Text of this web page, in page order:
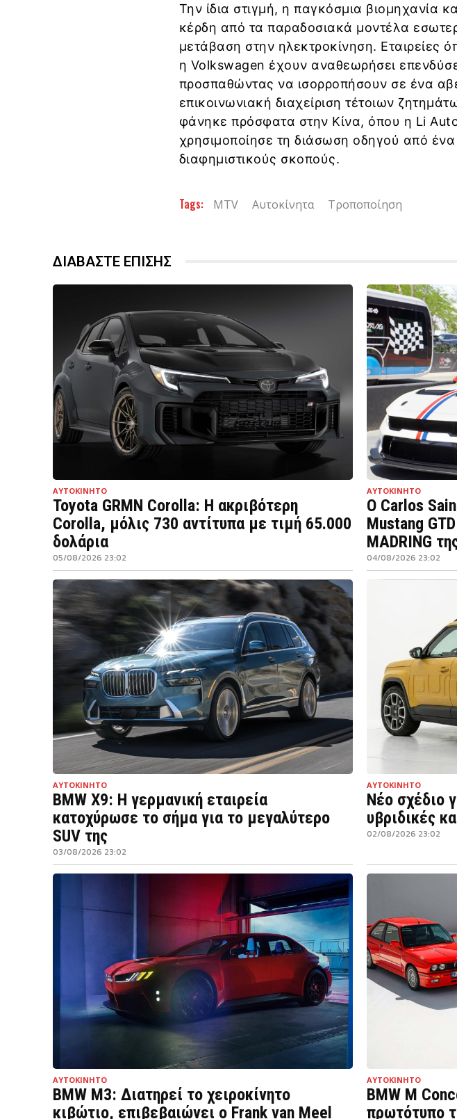
Την ίδια στιγμή, η παγκόσμια βιομηχανία
κέρδη από τα παραδοσιακά μοντέλα
μετάβαση στην ηλεκτροκίνηση. Εταιρείες
η Volkswagen έχουν αναθεωρήσει
προσπαθώντας να ισορροπήσουν σε ένα
επικοινωνιακή διαχείριση τέτοιων
φάνηκε πρόσφατα στην Κίνα, όπου η Li Auto
χρησιμοποίησε τη διάσωση οδηγού από
διαφημιστικούς σκοπούς.
Tags: MTV Αυτοκίνητα Τροποποίηση
ΔΙΑΒΑΣΤΕ ΕΠΙΣΗΣ
ΑΥΤΟΚΙΝΗΤΟ
Toyota GRMN Corolla: Η ακριβότερη
Corolla, μόλις 730 αντίτυπα με τιμή 65.000
δολάρια
05/08/2026 23:02
ΑΥΤΟΚΙΝΗΤΟ
Ο Carlos
Mustang
MADRING
04/08/2026 23:02
ΑΥΤΟΚΙΝΗΤΟ
BMW X9: Η γερμανική εταιρεία
κατοχύρωσε το σήμα για το μεγαλύτερο
SUV της
03/08/2026 23:02
ΑΥΤΟΚΙΝΗΤΟ
Νέο σχέδιο
υβριδικές
02/08/2026 23:02
ΑΥΤΟΚΙΝΗΤΟ
BMW M3: Διατηρεί το χειροκίνητο
κιβώτιο, επιβεβαιώνει ο Frank van Meel
ΑΥΤΟΚΙΝΗΤΟ
BMW M
πρωτότυπο